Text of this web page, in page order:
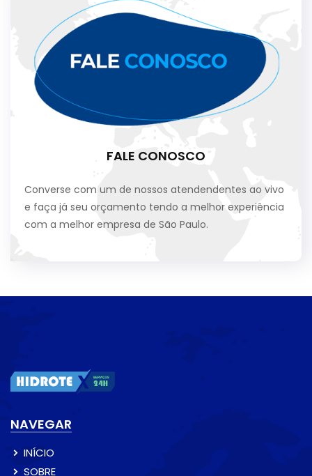
FALE CONOSCO
Converse com um de nossos atendendentes ao vivo
e faça já seu orçamento tendo a melhor experiência
com a melhor empresa de São Paulo.
NAVEGAR
INÍCIO
SOBRE